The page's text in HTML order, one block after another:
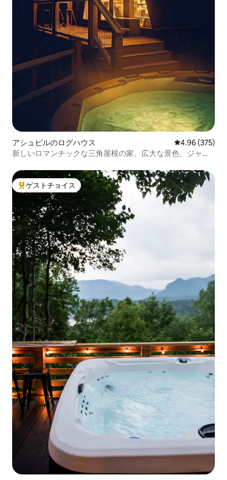
アシュビルのログハウス レビュー375
4.96 (375)
新しいロマンチックな三角屋根の家、広大な景色、ジャグ
大好評のゲストチョイスです。
ゲストチョイス